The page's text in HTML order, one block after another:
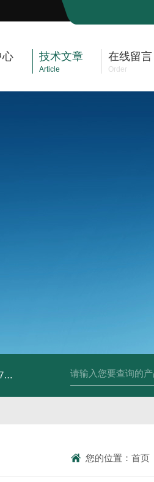
心 技术文章
Article
在线留言
Order
应
您的位置： 首页